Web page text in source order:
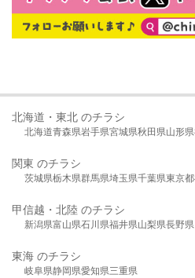
北海道・東北 のチラシ
北海道青森県岩手県宮城県秋田県山形県
関東 のチラシ
茨城県栃木県群馬県埼玉県千葉県東京都
甲信越・北陸 のチラシ
新潟県富山県石川県福井県山梨県長野県
東海 のチラシ
岐阜県静岡県愛知県三重県